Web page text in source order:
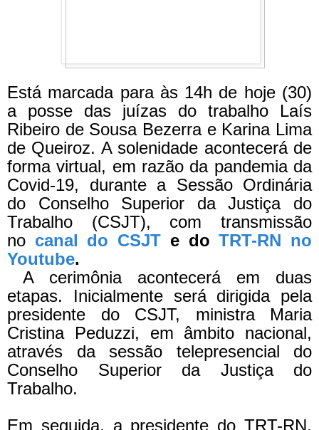
Está marcada para às 14h de hoje (30)
a posse das juízas do trabalho Laís
Ribeiro de Sousa Bezerra e Karina Lima
de Queiroz. A solenidade acontecerá de
forma virtual, em razão da pandemia da
Covid-19, durante a Sessão Ordinária
do Conselho Superior da Justiça do
Trabalho (CSJT), com transmissão
no canal do CSJT e doTRT-RN no
Youtube.
A cerimônia acontecerá em duas
etapas. Inicialmente será dirigida pela
presidente do CSJT, ministra Maria
Cristina Peduzzi, em âmbito nacional,
através da sessão telepresencial do
Conselho Superior da Justiça do
Trabalho.
Em seguida, a presidente do TRT-RN,